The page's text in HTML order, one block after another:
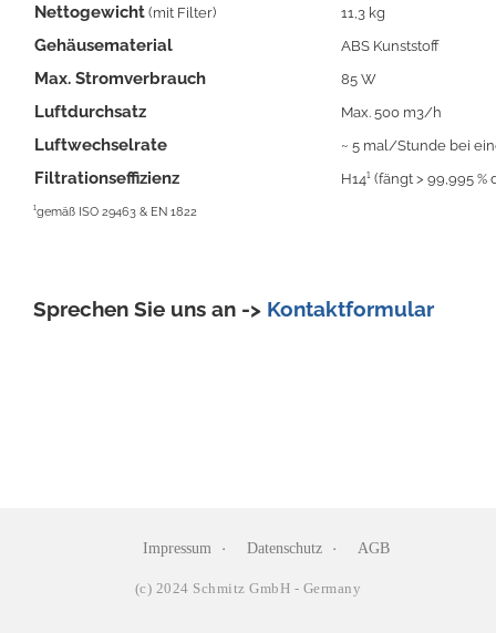
Nettogewicht(mit Filter) 11,3 kg
Gehäusematerial ABS Kunststoff
Max. Stromverbrauch 85 W
Luftdurchsatz Max. 500 m3/h
Luftwechselrate ~ 5 mal/Stunde bei
Filtrationseffizienz H14¹ (fängt > 99,995
¹gemäß ISO 29463 & EN 1822
Sprechen Sie uns an -> Kontaktformular
Impressum Datenschutz AGB
(c) 2024 Schmitz GmbH - Germany